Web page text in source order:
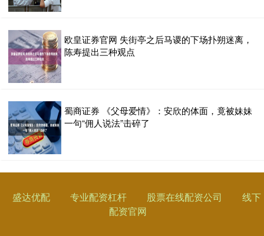
欧皇证券官网 失街亭之后马谡的下场扑朔迷离，
陈寿提出三种观点
蜀商证券 《父母爱情》：安欣的体面，竟被妹妹
一句“佣人说法”击碎了
盛达优配 专业配资杠杆 股票在线配资公司
线下
配资官网